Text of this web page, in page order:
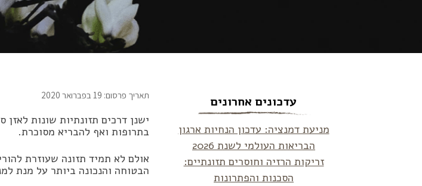
תאריך פרסום: 19 בפברואר 2020
ישנן דרכים תזונתיות שונות
בתרופות ואף להבריא מסוכרת.
אולם לא תמיד תזונה שעוזרת
הבטוחה והנכונה ביותר על מנת
עדכונים אחרונים
מניעת דמנציה: עדכון הנחיות ארגון
הבריאות העולמי לשנת 2026
זריקות הרזיה וחוסרים תזונתיים:
הסכנות והפתרונות